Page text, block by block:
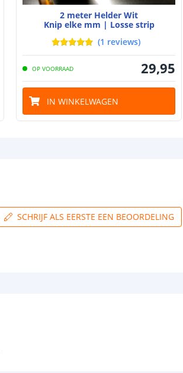
2 meter Helder Wit
Knip elke mm | Losse strip
(1 reviews)
OP VOORRAAD 29,95
IN WINKELWAGEN
SCHRIJF ALS EERSTE EEN BEOORDELING